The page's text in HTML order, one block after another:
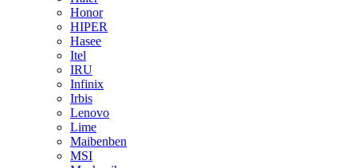
Honor
HIPER
Hasee
Itel
IRU
Infinix
Irbis
Lenovo
Lime
Maibenben
MSI